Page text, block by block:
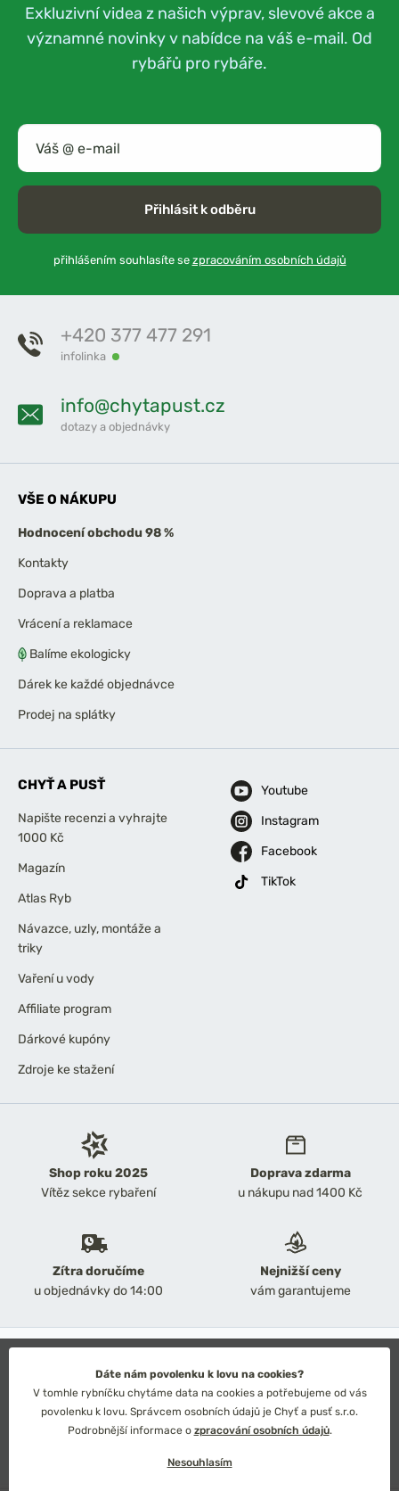
Exkluzivní videa z našich výprav, slevové akce a
významné novinky v nabídce na váš e-mail. Od
rybářů pro rybáře.
Přihlásit k odběru
přihlášením souhlasíte se zpracováním osobních údajů
Shop roku 2025
Vítěz sekce rybaření
Doprava zdarma
u nákupu nad 1400 Kč
Zítra doručíme
u objednávky do 14:00
Nejnižší ceny
vám garantujeme
+420 377 477 291
infolinka
info@chytapust.cz
dotazy a objednávky
VŠE O NÁKUPU
Hodnocení obchodu 98 %
Kontakty
Doprava a platba
Vrácení a reklamace
Balíme ekologicky
Dárek ke každé objednávce
Prodej na splátky
CHYŤ A PUSŤ
Napište recenzi a vyhrajte
1000 Kč
Magazín
Atlas Ryb
Návazce, uzly, montáže a
triky
Vaření u vody
Affiliate program
Dárkové kupóny
Zdroje ke stažení
Youtube
Instagram
Facebook
TikTok
Obchodní podmínky
Ochrana osobních údajů
Technické řešení: Simplia s.r.o.
Strategický design: Petr Široký
Dáte nám povolenku k lovu na cookies?
V tomhle rybníčku chytáme data na cookies a potřebujeme od vás
povolenku k lovu. Správcem osobních údajů je Chyť a pusť s.r.o.
Podrobnější informace o zpracování osobních údajů.
Nesouhlasím